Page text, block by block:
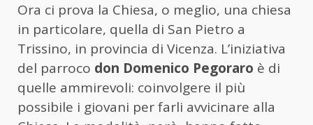
Ora ci prova la Chiesa, o meglio, una chiesa
in particolare, quella di San Pietro a
Trissino, in provincia di Vicenza. L’iniziativa
del parroco don Domenico Pegoraro è di
quelle ammirevoli: coinvolgere il più
possibile i giovani per farli avvicinare alla